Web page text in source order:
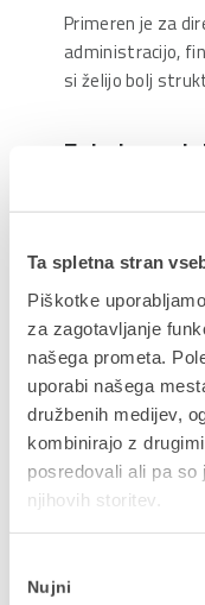
Ta spletna stran
Piškotke
za zagotavljanje
našega prometa.
uporabi našega
družbenih medijev,
kombinirajo z
posredovali ali pa
njihovih storitev.
soglasja
Nujni
Primeren je za
administracijo,
si želijo bolj
Zakaj se
Na webinarju
pregled nad
skrite stroške in
uporabniško
izboljšave hitro,
projektov.